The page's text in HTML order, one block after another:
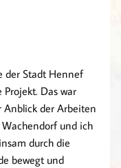
der Stadt Hennef
Projekt. Das war
Anblick der Arbeiten
und ich
durch die
bewegt und